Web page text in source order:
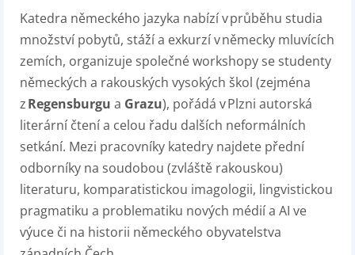
Katedra německého jazyka nabízí v průběhu studia
množství pobytů, stáží a exkurzí v německy mluvících
zemích, organizuje společné workshopy se studenty
německých a rakouských vysokých škol (zejména
zRegensburgu a Grazu), pořádá v Plzni autorská
literární čtení a celou řadu dalších neformálních
setkání. Mezi pracovníky katedry najdete přední
odborníky na soudobou (zvláště rakouskou)
literaturu, komparatistickou imagologii, lingvistickou
pragmatiku a problematiku nových médií a AI ve
výuce či na historii německého obyvatelstva